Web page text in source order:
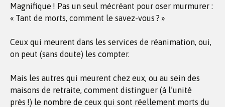
Magnifique ! Pas un seul mécréant pour oser murmurer :
« Tant de morts, comment le savez-vous ? »
Ceux qui meurent dans les services de réanimation, oui,
on peut (sans doute) les compter.
Mais les autres qui meurent chez eux, ou au sein des
maisons de retraite, comment distinguer (à l’unité
près !) le nombre de ceux qui sont réellement morts du